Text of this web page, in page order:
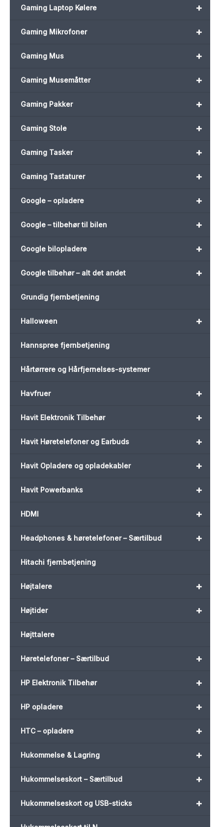
+
Gaming Laptop Kølere
+
Gaming Mikrofoner
+
Gaming Mus
+
Gaming Musemåtter
+
Gaming Pakker
+
Gaming Stole
+
Gaming Tasker
+
Gaming Tastaturer
+
Google – opladere
+
Google – tilbehør til bilen
+
Google bilopladere
+
Google tilbehør – alt det andet
Grundig fjernbetjening
+
Halloween
Hannspree fjernbetjening
Hårtørrere og Hårfjernelses-systemer
+
Havfruer
+
Havit Elektronik Tilbehør
+
Havit Høretelefoner og Earbuds
+
Havit Opladere og opladekabler
+
Havit Powerbanks
+
HDMI
+
Headphones & høretelefoner – Særtilbud
Hitachi fjernbetjening
+
Højtalere
+
Højtider
Højttalere
+
Høretelefoner – Særtilbud
+
HP Elektronik Tilbehør
+
HP opladere
+
HTC – opladere
+
Hukommelse & Lagring
+
Hukommelseskort – Særtilbud
+
Hukommelseskort og USB-sticks